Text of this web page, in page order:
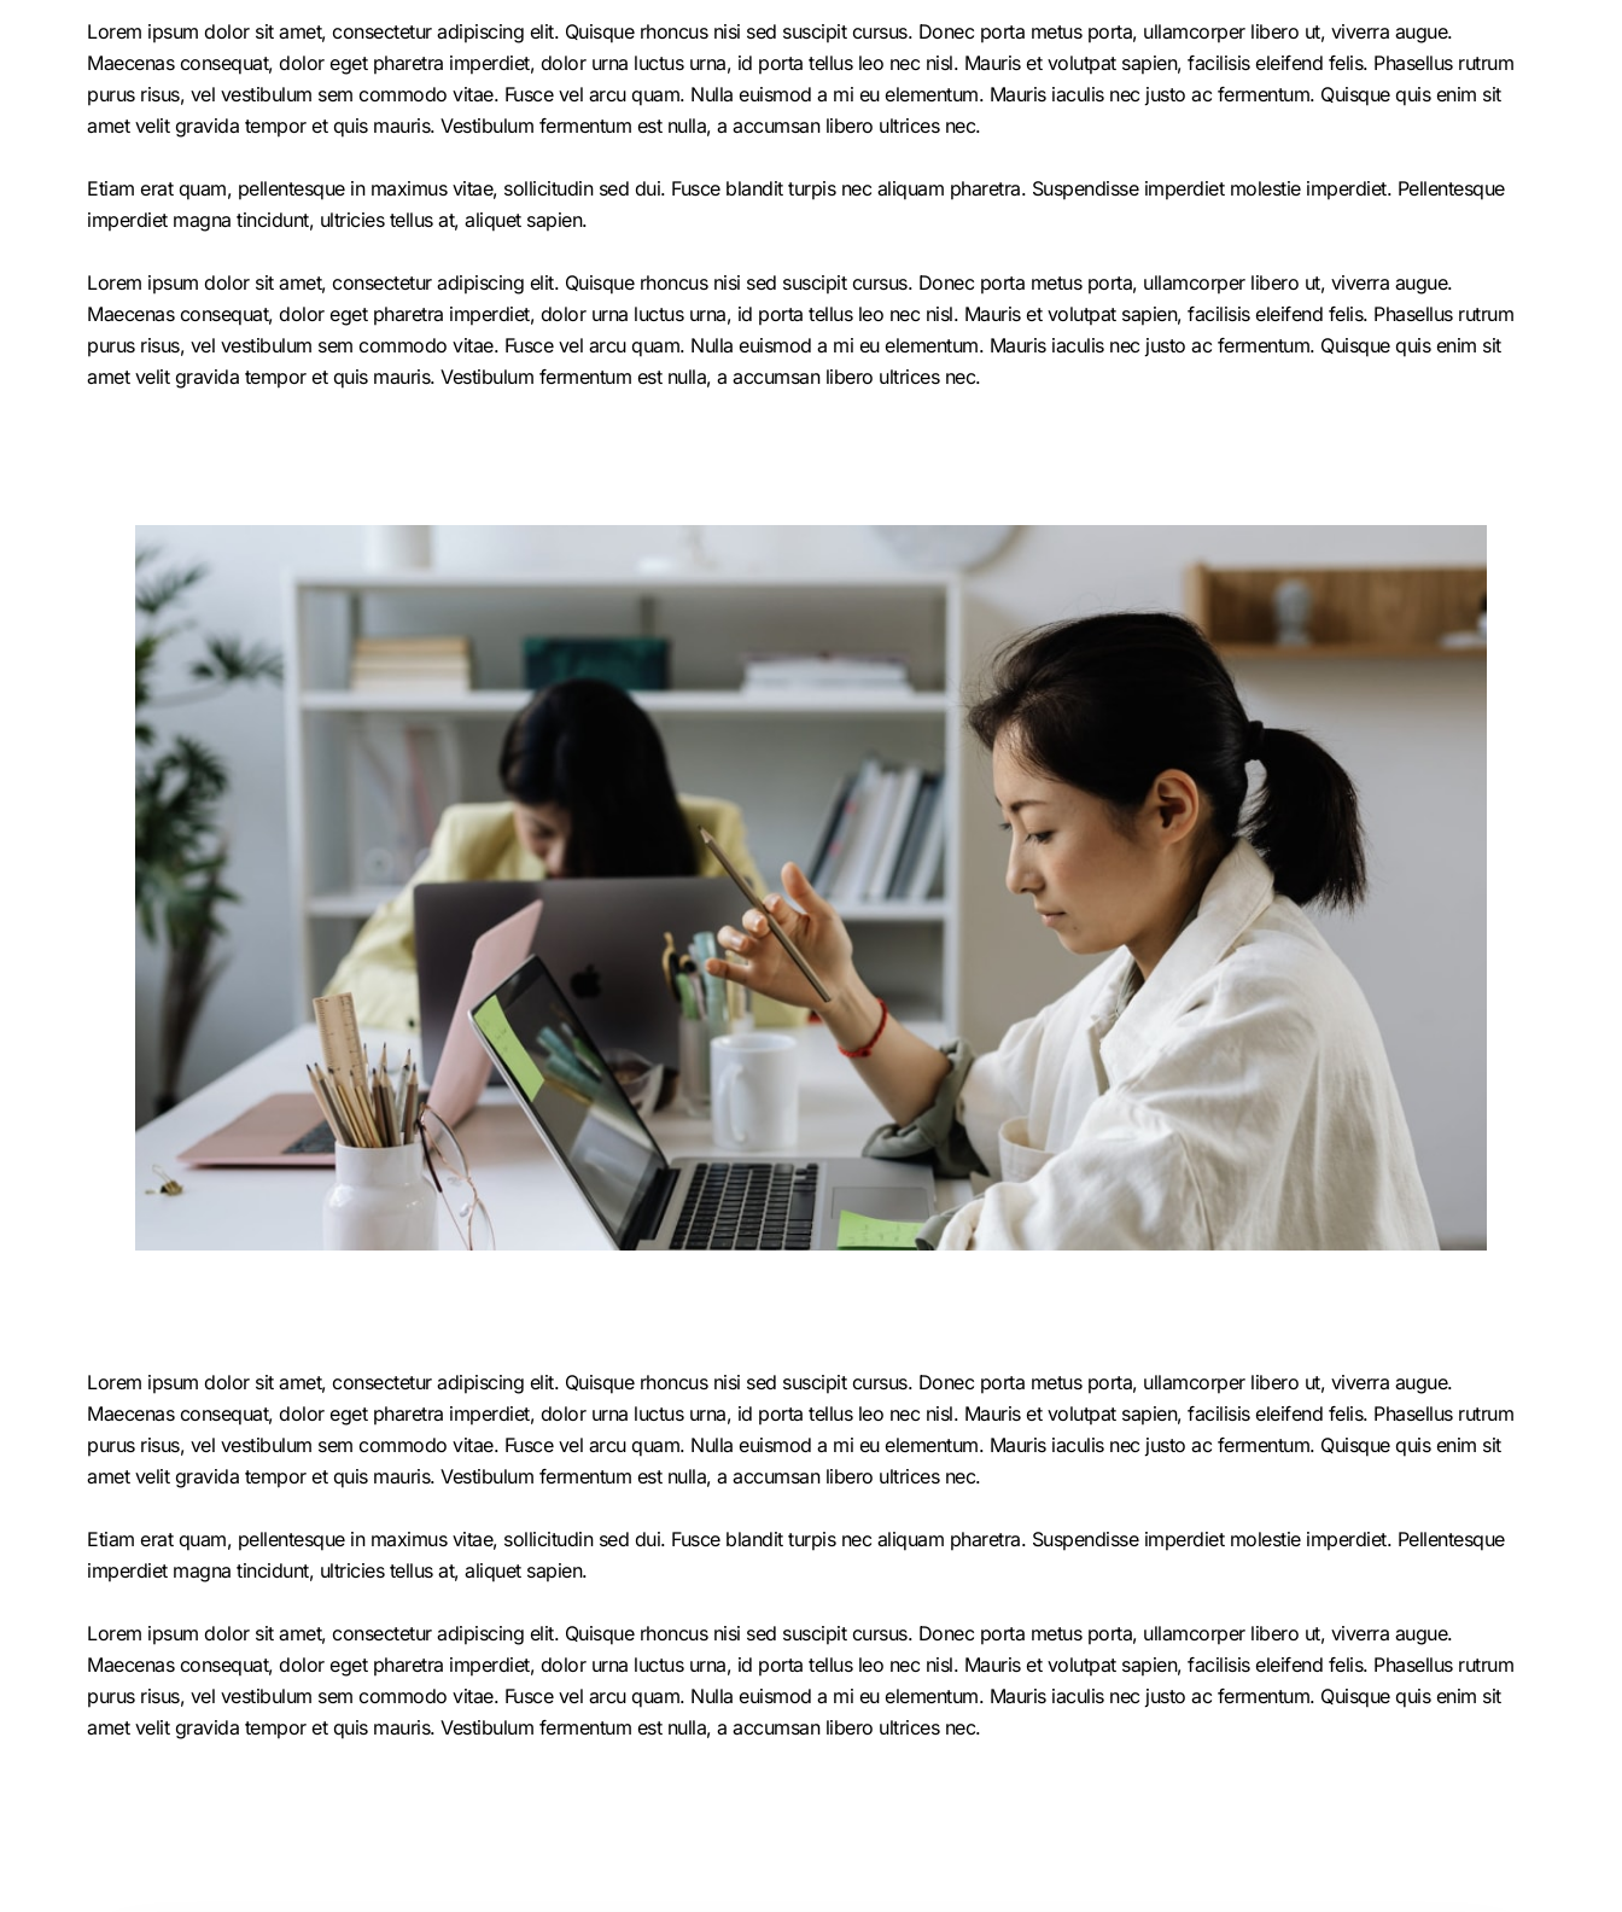
Lorem ipsum dolor sit amet, consectetur adipiscing elit. Quisque rhoncus nisi sed suscipit cursus. Donec porta metus porta, ullamcorper libero ut, viverra augue.
Maecenas consequat, dolor eget pharetra imperdiet, dolor urna luctus urna, id porta tellus leo nec nisl. Mauris et volutpat sapien, facilisis eleifend felis. Phasellus rutrum
purus risus, vel vestibulum sem commodo vitae. Fusce vel arcu quam. Nulla euismod a mi eu elementum. Mauris iaculis nec justo ac fermentum. Quisque quis enim sit
amet velit gravida tempor et quis mauris. Vestibulum fermentum est nulla, a accumsan libero ultrices nec.
Etiam erat quam, pellentesque in maximus vitae, sollicitudin sed dui. Fusce blandit turpis nec aliquam pharetra. Suspendisse imperdiet molestie imperdiet. Pellentesque
imperdiet magna tincidunt, ultricies tellus at, aliquet sapien.
Lorem ipsum dolor sit amet, consectetur adipiscing elit. Quisque rhoncus nisi sed suscipit cursus. Donec porta metus porta, ullamcorper libero ut, viverra augue.
Maecenas consequat, dolor eget pharetra imperdiet, dolor urna luctus urna, id porta tellus leo nec nisl. Mauris et volutpat sapien, facilisis eleifend felis. Phasellus rutrum
purus risus, vel vestibulum sem commodo vitae. Fusce vel arcu quam. Nulla euismod a mi eu elementum. Mauris iaculis nec justo ac fermentum. Quisque quis enim sit
amet velit gravida tempor et quis mauris. Vestibulum fermentum est nulla, a accumsan libero ultrices nec.
Lorem ipsum dolor sit amet, consectetur adipiscing elit. Quisque rhoncus nisi sed suscipit cursus. Donec porta metus porta, ullamcorper libero ut, viverra augue.
Maecenas consequat, dolor eget pharetra imperdiet, dolor urna luctus urna, id porta tellus leo nec nisl. Mauris et volutpat sapien, facilisis eleifend felis. Phasellus rutrum
purus risus, vel vestibulum sem commodo vitae. Fusce vel arcu quam. Nulla euismod a mi eu elementum. Mauris iaculis nec justo ac fermentum. Quisque quis enim sit
amet velit gravida tempor et quis mauris. Vestibulum fermentum est nulla, a accumsan libero ultrices nec.
Etiam erat quam, pellentesque in maximus vitae, sollicitudin sed dui. Fusce blandit turpis nec aliquam pharetra. Suspendisse imperdiet molestie imperdiet. Pellentesque
imperdiet magna tincidunt, ultricies tellus at, aliquet sapien.
Lorem ipsum dolor sit amet, consectetur adipiscing elit. Quisque rhoncus nisi sed suscipit cursus. Donec porta metus porta, ullamcorper libero ut, viverra augue.
Maecenas consequat, dolor eget pharetra imperdiet, dolor urna luctus urna, id porta tellus leo nec nisl. Mauris et volutpat sapien, facilisis eleifend felis. Phasellus rutrum
purus risus, vel vestibulum sem commodo vitae. Fusce vel arcu quam. Nulla euismod a mi eu elementum. Mauris iaculis nec justo ac fermentum. Quisque quis enim sit
amet velit gravida tempor et quis mauris. Vestibulum fermentum est nulla, a accumsan libero ultrices nec.